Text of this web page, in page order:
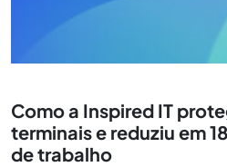
Como a Inspired IT
terminais e reduziu em
de trabalho